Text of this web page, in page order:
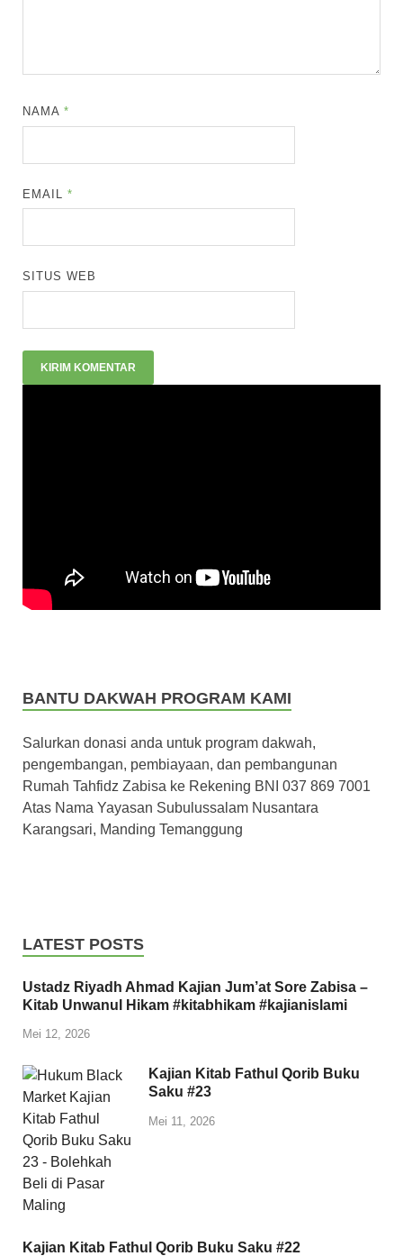
NAMA*
EMAIL*
SITUS WEB
BANTU DAKWAH PROGRAM KAMI
Salurkan donasi anda untuk program dakwah,
pengembangan, pembiayaan, dan pembangunan
Rumah Tahfidz Zabisa ke Rekening BNI 037 869 7001
Atas Nama Yayasan Subulussalam Nusantara
Karangsari, Manding Temanggung
LATEST POSTS
Ustadz Riyadh Ahmad Kajian Jum’at Sore Zabisa –
Kitab Unwanul Hikam #kitabhikam #kajianislami
Mei 12, 2026
Kajian Kitab Fathul Qorib Buku
Saku #23
Mei 11, 2026
Kajian Kitab Fathul Qorib Buku Saku #22